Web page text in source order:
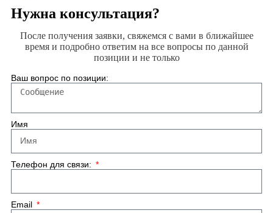
Нужна консультация?
После получения заявки, свяжемся с вами в ближайшее
время и подробно ответим на все вопросы по данной
позиции и не только
Ваш вопрос по позиции:
Имя
Телефон для связи:
Email